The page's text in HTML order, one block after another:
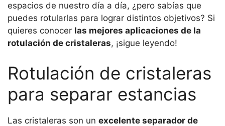
espacios de nuestro día a día, ¿pero sabías que
puedes rotularlas para lograr distintos objetivos? Si
quieres conocer las mejores aplicaciones de la
rotulación de cristaleras, ¡sigue leyendo!
Rotulación de cristaleras
para separar estancias
Las cristaleras son un excelente separador de